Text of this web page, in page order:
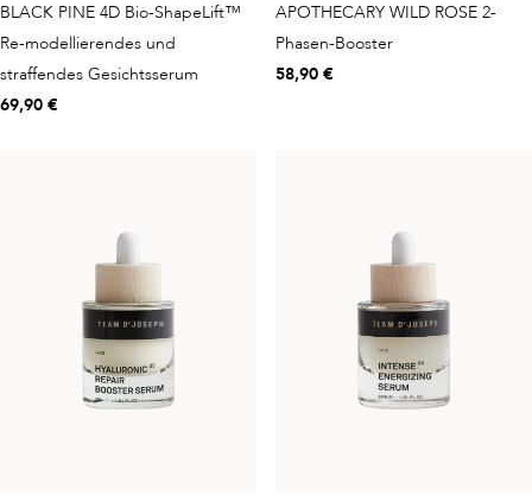
BLACK PINE 4D Bio-ShapeLift™
Re-modellierendes und
straffendes Gesichtsserum
69,90 €
APOTHECARY WILD ROSE 2-
Phasen-Booster
58,90 €